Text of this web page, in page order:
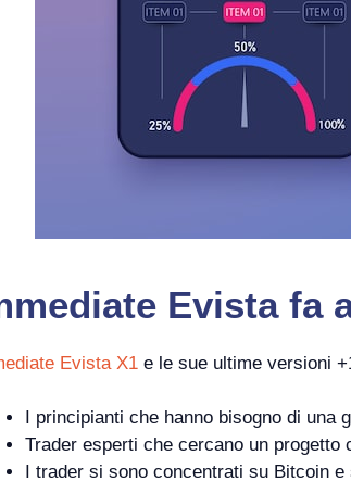
Evista fa
Evista X1 e le sue ultime versioni
I principianti che hanno bisogno di una
Trader esperti che cercano un progetto
I trader si sono concentrati su Bitcoin